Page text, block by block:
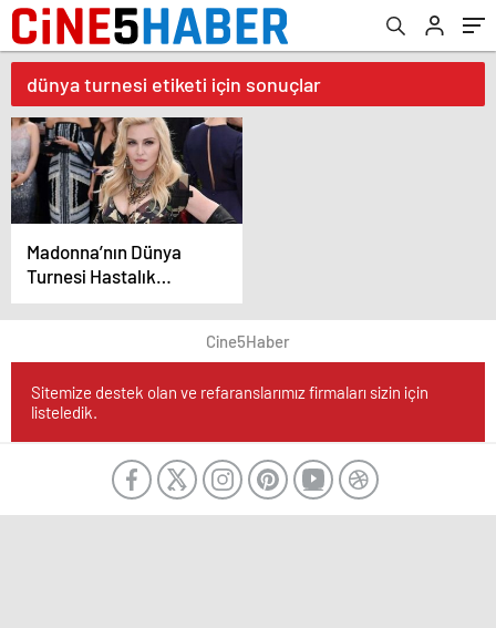
dünya turnesi etiketi için sonuçlar
Madonna’nın Dünya
Turnesi Hastalık
Nedeniyle Ertelendi!
Cine5Haber
Sitemize destek olan ve refaranslarımız firmaları sizin için
listeledik.